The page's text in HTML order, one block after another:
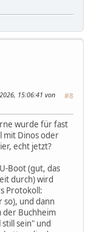
#8
15:06:41 von
wurde für fast
mit Dinos oder
echt jetzt?
Boot (gut, das
durch) wird
Protokoll:
so), und dann
der Buchheim
sein" und